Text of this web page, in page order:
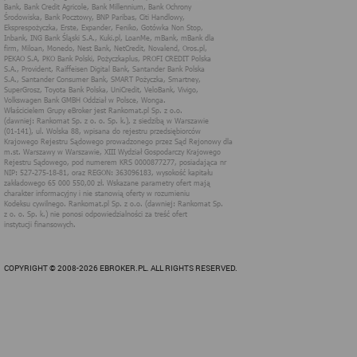
COPYRIGHT © 2008-2026 EBROKER.PL. ALL RIGHTS RESERVED.
internetowe pamiętają preferencje użytkownika, np. ulubione
internetowe. Pliki cookies nie identyfikują użytkownika poprzez takie
jak imię czy nazwisko i nie są zbierane w ramach technologii cookies,
mają wpływu na sprzęt i oprogramowanie użytkownika. Więcej
o plikach "cookies" można znaleźć na stronie
rg/
2. W jakim celu wykorzystywane są pliki cookies
inne podobne technologie
Informacje zapisane w plikach cookies pomagają w
zawartości strony internetowej do oczekiwań i potrzeb
użytkownika. użytkowników. Przykładowo:
cookies systemowe są niezbędne dla
funkcjonowania pewnych elementów strony i
połączenia z serwerem;
cookies uwierzytelniające pomagają w
dodatkowych funkcjonalności strony, umożliwiają
cookie analityczne, służą do badania i analizy zasięgu